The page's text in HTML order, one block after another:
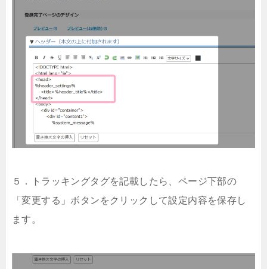
５．トラッキングタグを記載したら、ページ下部の
「変更する」ボタンをクリックして設定内容を保存し
ます。